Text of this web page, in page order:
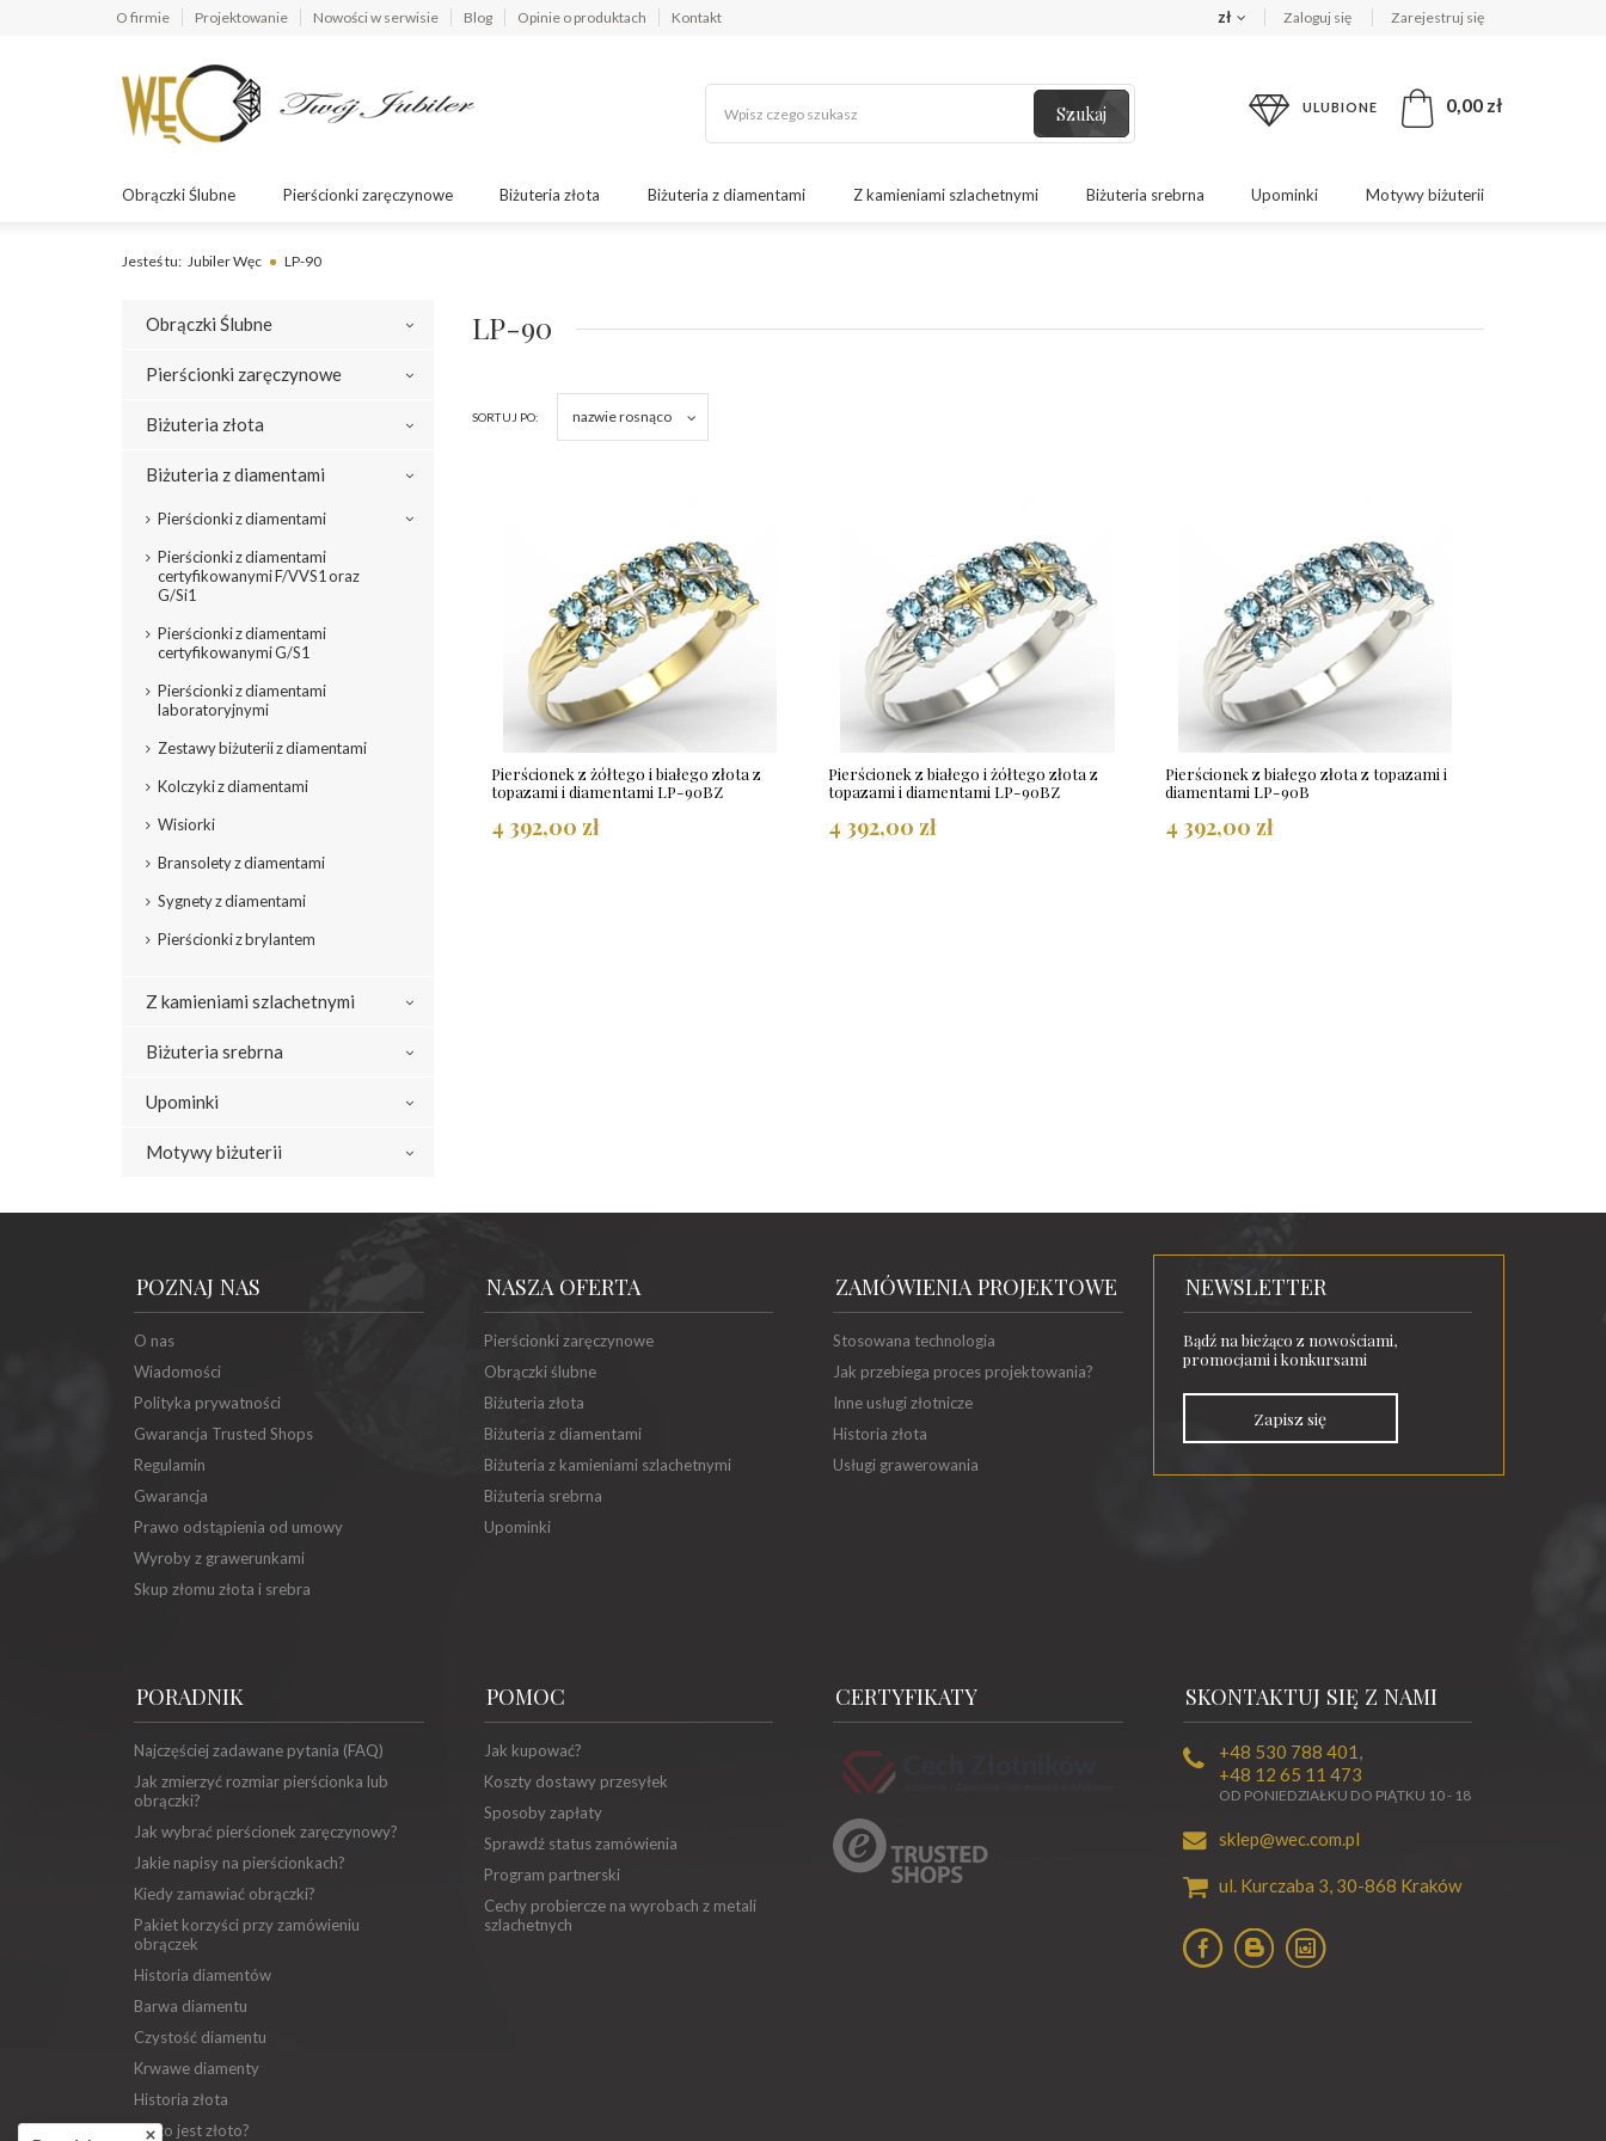
O firmie Projektowanie Nowości w serwisie Blog Opinie o produktach Kontakt zł Zaloguj się Zarejestruj się
Szukaj ULUBIONE 0,00 zł
Obrączki Ślubne Pierścionki zaręczynowe Biżuteria złota Biżuteria z diamentami Z kamieniami szlachetnymi Biżuteria srebrna Upominki Motywy biżuterii
Jesteś tu: Jubiler Węc LP-90
Obrączki Ślubne
Pierścionki zaręczynowe
Biżuteria złota
Biżuteria z diamentami
Pierścionki z diamentami
Pierścionki z diamentami
certyfikowanymi F/VVS1 oraz
G/Si1
Pierścionki z diamentami
certyfikowanymi G/S1
Pierścionki z diamentami
laboratoryjnymi
Zestawy biżuterii z diamentami
Kolczyki z diamentami
Wisiorki
Bransolety z diamentami
Sygnety z diamentami
Pierścionki z brylantem
Z kamieniami szlachetnymi
Biżuteria srebrna
Upominki
Motywy biżuterii
LP-90
SORTUJ PO: nazwie rosnąco
Pierścionek z żółtego i białego złota z
topazami i diamentami LP-90BZ
4 392,00 zł
Pierścionek z białego i żółtego złota z
topazami i diamentami LP-90BZ
4 392,00 zł
Pierścionek z białego złota z topazami i
diamentami LP-90B
4 392,00 zł
POZNAJ NAS
O nas
Wiadomości
Polityka prywatności
Gwarancja Trusted Shops
Regulamin
Gwarancja
Prawo odstąpienia od umowy
Wyroby z grawerunkami
Skup złomu złota i srebra
NASZA OFERTA
Pierścionki zaręczynowe
Obrączki ślubne
Biżuteria złota
Biżuteria z diamentami
Biżuteria z kamieniami szlachetnymi
Biżuteria srebrna
Upominki
ZAMÓWIENIA PROJEKTOWE
Stosowana technologia
Jak przebiega proces projektowania?
Inne usługi złotnicze
Historia złota
Usługi grawerowania
NEWSLETTER
Bądź na bieżąco z nowościami,
promocjami i konkursami
Zapisz się
PORADNIK
Najczęściej zadawane pytania (FAQ)
Jak zmierzyć rozmiar pierścionka lub
obrączki?
Jak wybrać pierścionek zaręczynowy?
Jakie napisy na pierścionkach?
Kiedy zamawiać obrączki?
Pakiet korzyści przy zamówieniu
obrączek
Historia diamentów
Barwa diamentu
Czystość diamentu
Krwawe diamenty
Historia złota
Co to jest złoto?
POMOC
Jak kupować?
Koszty dostawy przesyłek
Sposoby zapłaty
Sprawdź status zamówienia
Program partnerski
Cechy probiercze na wyrobach z metali
szlachetnych
CERTYFIKATY SKONTAKTUJ SIĘ Z NAMI
+48 530 788 401 ,
+48 12 65 11 473
OD PONIEDZIAŁKU DO PIĄTKU 10 - 18
sklep@wec.com.pl
ul. Kurczaba 3, 30-868 Kraków